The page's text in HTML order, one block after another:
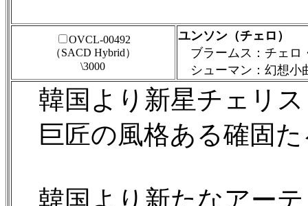
OVCL-00492
（SACD Hybrid）
\3000
ユンソン（チェロ）
ブラームス：チェロ
シューマン：幻想小
韓国より新星チェリ
巨匠の風格ある確固た
韓国より新たなアー